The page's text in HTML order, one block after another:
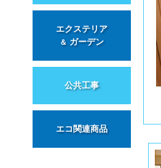
エクステリア
＆ ガーデン
公共工事
エコ関連商品